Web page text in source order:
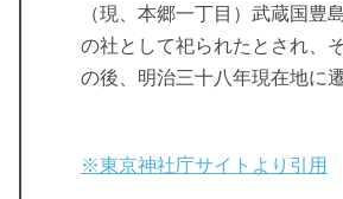
（現、本郷一丁目）武蔵国豊
の社として祀られたとされ、
の後、明治三十八年現在地に
※東京神社庁サイトより引用